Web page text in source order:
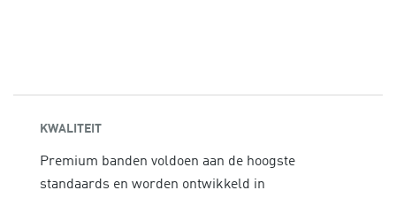
KWALITEIT
Premium banden voldoen aan de hoogste
standaards en worden ontwikkeld in